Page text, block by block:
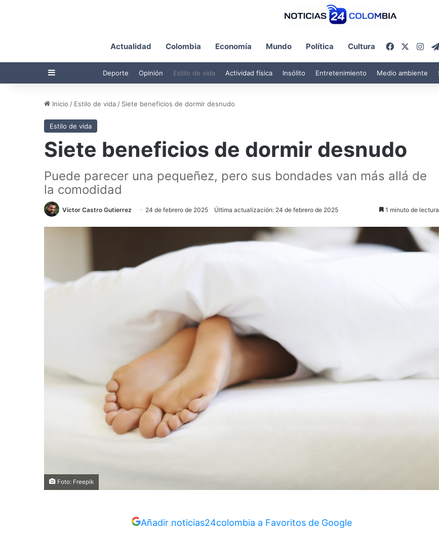
Actualidad Colombia Economía Mundo Política Cultura Facebook
Barra lateral Deporte Opinión Estilo de vida Actividad física Insólito Entretenimiento Medio ambiente
Inicio / Estilo de vida / Siete beneficios de dormir desnudo
Estilo de vida
Siete beneficios de dormir desnudo
Puede parecer una pequeñez, pero sus bondades van más allá de
la comodidad
Víctor Castro Gutierrez 24 de febrero de 2025 Última actualización: 24 de febrero de 2025 1 minuto de lectura
Foto: Freepik
Añadir noticias24colombia a Favoritos de Google